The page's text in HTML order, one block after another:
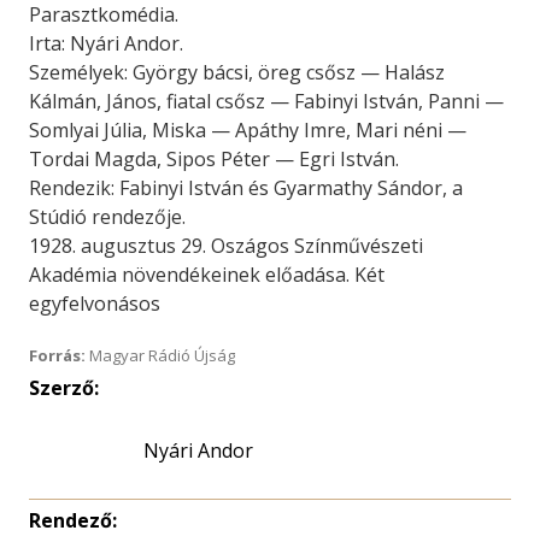
Parasztkomédia.
Irta: Nyári Andor.
Személyek: György bácsi, öreg csősz — Halász
Kálmán, János, fiatal csősz — Fabinyi István, Panni —
Somlyai Júlia, Miska — Apáthy Imre, Mari néni —
Tordai Magda, Sipos Péter — Egri István.
Rendezik: Fabinyi István és Gyarmathy Sándor, a
Stúdió rendezője.
1928. augusztus 29. Oszágos Színművészeti
Akadémia növendékeinek előadása. Két
egyfelvonásos
Forrás: Magyar Rádió Újság
Szerző:
Nyári Andor
Rendező: